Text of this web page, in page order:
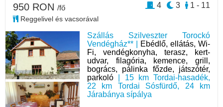
Szállás Szilveszter Torockó
Vendégház** |
Ebédlő, ellátás, Wi-
Fi, vendégkonyha, terasz, kert-
udvar, filagória, kemence, grill,
bogrács, pálinka főzde, játszótér,
parkoló | 15 km Tordai-hasadék,
22 km Tordai Sósfürdő, 24 km
Járabánya sípálya
950 RON /fő
Reggelivel és vacsorával
1 - 11
3
4